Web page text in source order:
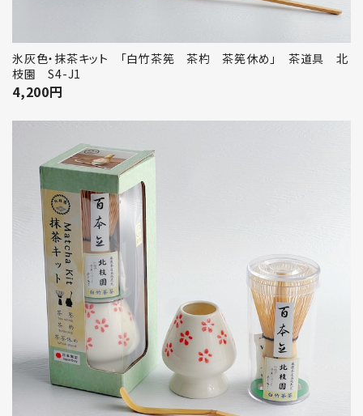
氷灰色・抹茶キット 「白竹茶筅 茶杓 茶筅休め」 茶道具 北
枝園 S4-J1
4,200円